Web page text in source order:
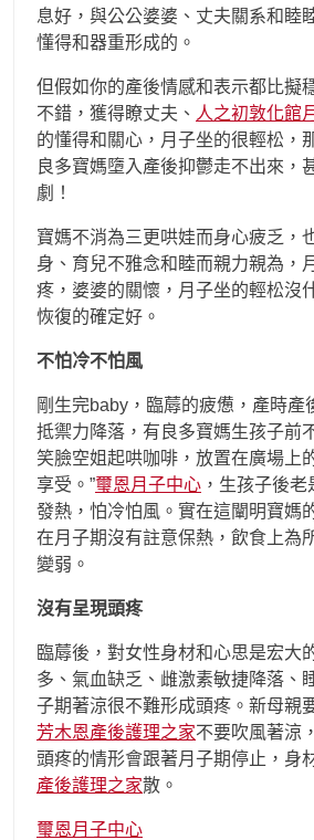
息好，與公公婆婆、丈夫關系和睦
懂得和器重形成的。
但假如你的產後情感和表示都比擬
不錯，獲得瞭丈夫、 人之初敦化館
的懂得和關心，月子坐的很輕松，
良多寶媽墮入產後抑鬱走不出來，
劇！
寶媽不消為三更哄娃而身心疲乏，
身、育兒不雅念和睦而親力親為，
疼，婆婆的關懷，月子坐的輕松沒
恢復的確定好。
不怕冷不怕風
剛生完baby，臨蓐的疲憊，產時產
抵禦力降落，有良多寶媽生孩子前
笑臉空姐起哄咖啡，放置在廣場上
享受。”璽恩月子中心 ，生孩子後
發熱，怕冷怕風。實在這闡明寶媽
在月子期沒有註意保熱，飲食上為
變弱。
沒有呈現頭疼
臨蓐後，對女性身材和心思是宏大
多、氣血缺乏、雌激素敏捷降落、
子期著涼很不難形成頭疼。新母親
芳木恩產後護理之家不要吹風著涼
頭疼的情形會跟著月子期停止，身
產後護理之家散。
璽恩月子中心